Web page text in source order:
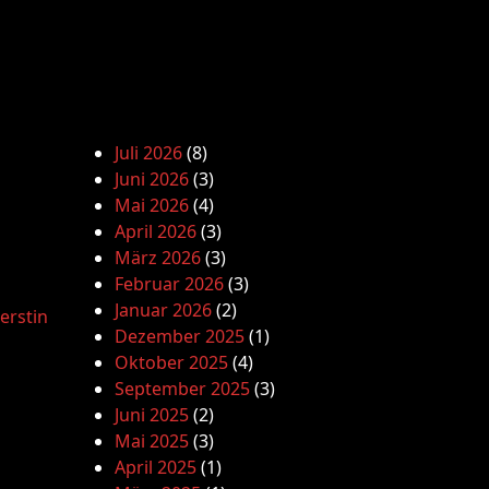
Juli 2026(8)
Juni 2026(3)
Mai 2026(4)
April 2026(3)
März 2026(3)
Februar 2026(3)
Januar 2026(2)
Dezember 2025(1)
Oktober 2025(4)
September 2025(3)
Juni 2025(2)
Mai 2025(3)
April 2025(1)